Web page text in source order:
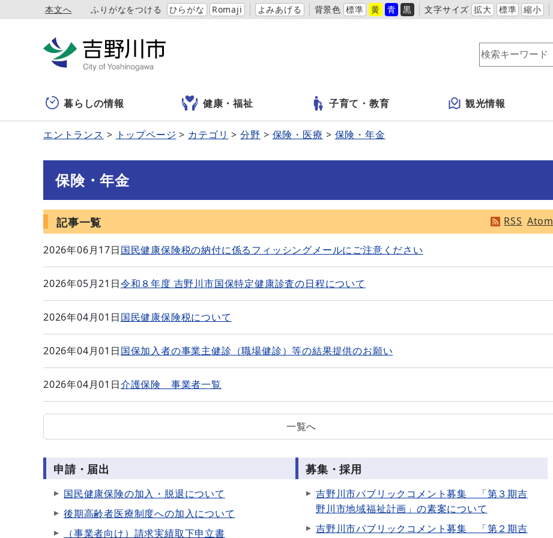
本文へ ふりがなをつける ひらがな Romaji よみあげる 背景色 標準 黄 青 黒 文字サイズ 拡大 標準 縮小
暮らしの情報 健康・福祉 子育て・教育 観光情報
エントランス トップページ カテゴリ 分野 保険・医療 保険・年金
保険・年金
記事一覧 RSS Atom
2026年06月17日国民健康保険税の納付に係るフィッシングメールにご注意ください
2026年05月21日令和８年度 吉野川市国保特定健康診査の日程について
2026年04月01日国民健康保険税について
2026年04月01日国保加入者の事業主健診（職場健診）等の結果提供のお願い
2026年04月01日介護保険 事業者一覧
一覧へ
申請・届出
国民健康保険の加入・脱退について
後期高齢者医療制度への加入について
（事業者向け）請求実績取下申立書
募集・採用
吉野川市パブリックコメント募集 「第３期吉
野川市地域福祉計画」の素案について
吉野川市パブリックコメント募集 「第２期吉